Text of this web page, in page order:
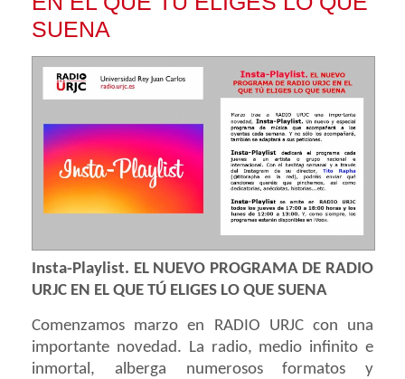
SUENA
Insta-Playlist. EL NUEVO PROGRAMA DE RADIO
URJC EN EL QUE TÚ ELIGES LO QUE SUENA
Comenzamos marzo en RADIO URJC con una
importante novedad. La radio, medio infinito e
inmortal, alberga numerosos formatos y